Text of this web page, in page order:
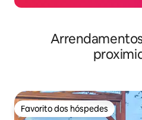
Favorito dos hóspedes
Favorito dos hóspedes